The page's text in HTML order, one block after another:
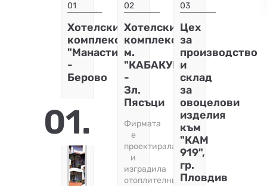
КАМИНИ
ДЪРВА
KАМИНИ
НА
ПЕЛЕТИ
КОТЛИ
KОТЛИ
НА
01
Хотелски
комплекс
"Манастир"
-
Берово
01.
02
Хотелски
комплекс
м.
"КАБАКУМ"
-
Зл.
Пясъци
Фирмата
е
проектирала
и
изградила
отоплителни
03
Цех
за
производство
и
склад
за
овоцелови
изделия
към
"КАМ
919",
гр.
Пловдив